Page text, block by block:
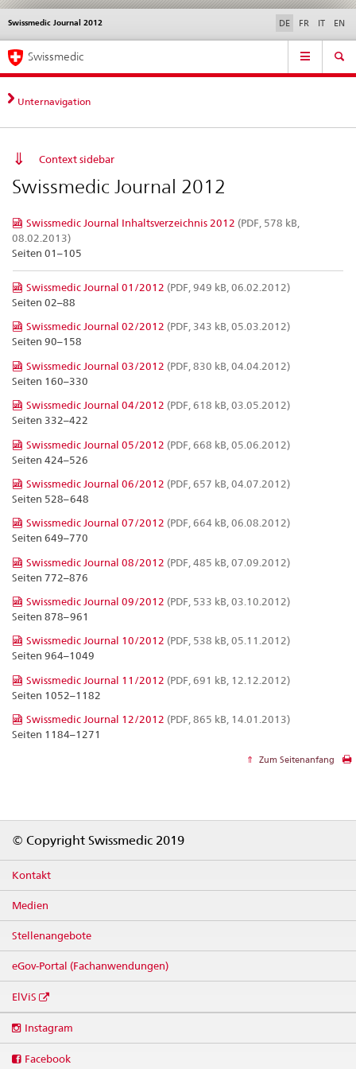
Direktnavigation
News,
Rechtsgrundlagen,
Kontakt
News & Updates Kontakt | Support & Hilfe
Swissmedic Journal 2012
Sprachwahl DE FR IT EN
Service
Hauptnavigation
Swissmedic
Unternavigation
Context sidebar
Swissmedic Journal 2012
Swissmedic Journal Inhaltsverzeichnis 2012 (PDF, 578 kB,
08.02.2013)
Seiten 01–105
Swissmedic Journal 01/2012 (PDF, 949 kB, 06.02.2012)
Seiten 02–88
Swissmedic Journal 02/2012 (PDF, 343 kB, 05.03.2012)
Seiten 90–158
Swissmedic Journal 03/2012 (PDF, 830 kB, 04.04.2012)
Seiten 160–330
Swissmedic Journal 04/2012 (PDF, 618 kB, 03.05.2012)
Seiten 332–422
Swissmedic Journal 05/2012 (PDF, 668 kB, 05.06.2012)
Seiten 424–526
Swissmedic Journal 06/2012 (PDF, 657 kB, 04.07.2012)
Seiten 528–648
Swissmedic Journal 07/2012 (PDF, 664 kB, 06.08.2012)
Seiten 649–770
Swissmedic Journal 08/2012 (PDF, 485 kB, 07.09.2012)
Seiten 772–876
Swissmedic Journal 09/2012 (PDF, 533 kB, 03.10.2012)
Seiten 878–961
Swissmedic Journal 10/2012 (PDF, 538 kB, 05.11.2012)
Seiten 964–1049
Swissmedic Journal 11/2012 (PDF, 691 kB, 12.12.2012)
Seiten 1052–1182
Swissmedic Journal 12/2012 (PDF, 865 kB, 14.01.2013)
Seiten 1184–1271
Zum Seitenanfang
© Copyright Swissmedic 2019
Kontakt
Medien
Stellenangebote
eGov-Portal (Fachanwendungen)
ElViS
media
Instagram
Facebook